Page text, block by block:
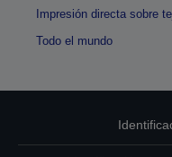
Impresión directa sobre
Todo el mundo